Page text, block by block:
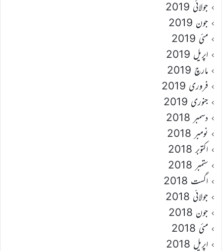
جولائی 2019
جون 2019
مئی 2019
اپریل 2019
مارچ 2019
فروری 2019
جنوری 2019
دسمبر 2018
نومبر 2018
اکتوبر 2018
ستمبر 2018
اگست 2018
جولائی 2018
جون 2018
مئی 2018
اپریل 2018